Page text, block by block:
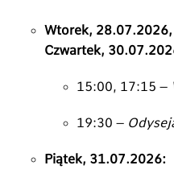
Wtorek,
Czwartek,
15:00, 17:15 –
19:30 –
Piątek, 31.07.2026: